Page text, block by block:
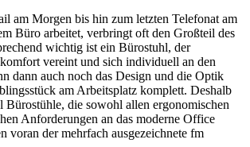
am Morgen bis hin zum letzten Telefonat am
Büro arbeitet, verbringt oft den Großteil des
wichtig ist ein Bürostuhl, der
vereint und sich individuell an den
dann auch noch das Design und die Optik
am Arbeitsplatz komplett. Deshalb
Bürostühle, die sowohl allen ergonomischen
Anforderungen an das moderne Office
voran der mehrfach ausgezeichnete fm